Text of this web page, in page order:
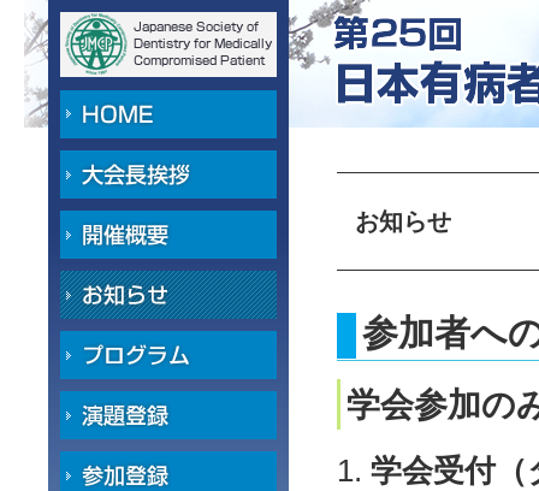
お知らせ
参加者へ
学会参加の
学会受付